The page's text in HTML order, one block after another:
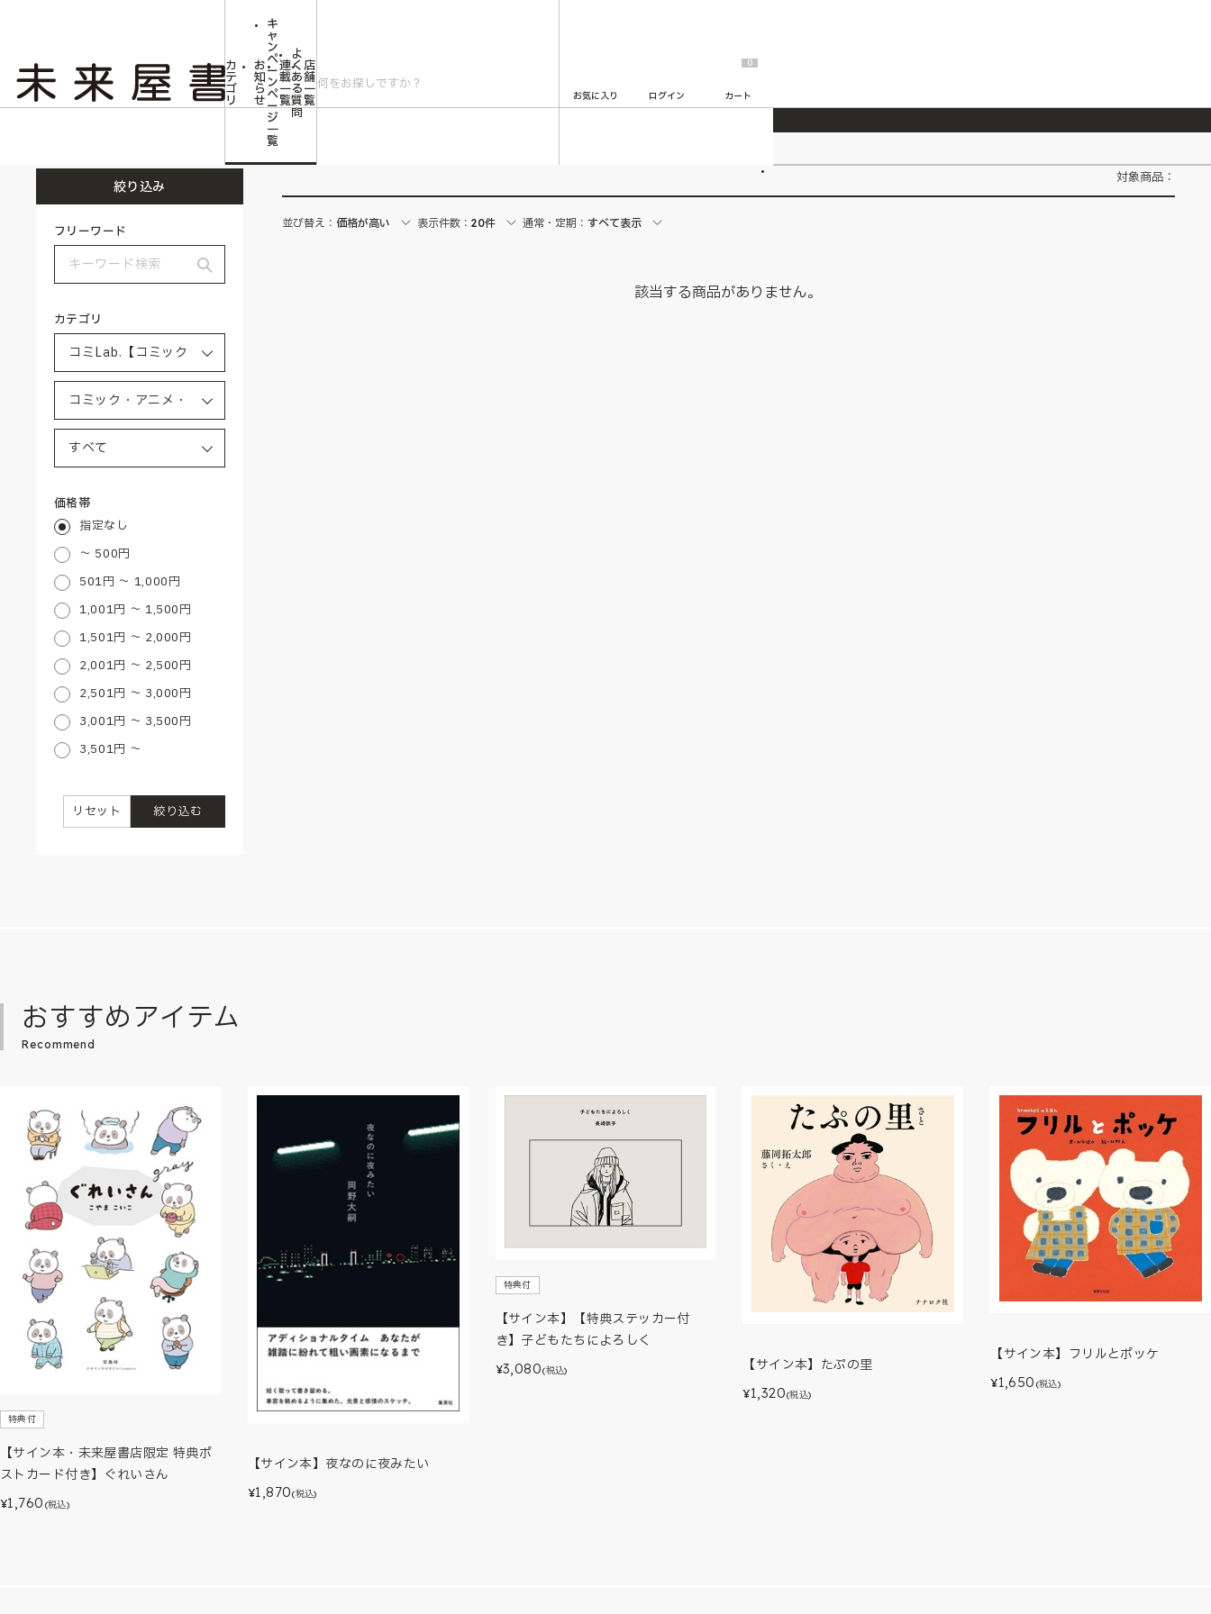
2026/7/23 『ONE PIECE magazine 021 ONE PIECEカード付き同梱版』発売延期のご案内
カ
テ
ゴ
リ
お
知
ら
せ
キ
ャ
ン
ペ
ー
ン
ペ
ー
ジ
一
覧
連
載
一
覧
よ
く
あ
る
質
問
店
舗
一
覧
お気に入り ログイン
0
カート
コミック・アニメ・ゲーム雑貨
絞り込み
フリーワード
カテゴリ
価格帯
指定なし
～ 500円
501円 ～ 1,000円
1,001円 ～ 1,500円
1,501円 ～ 2,000円
2,001円 ～ 2,500円
2,501円 ～ 3,000円
3,001円 ～ 3,500円
3,501円 ～
絞り込む
リセット
対象商品：
並び替え： 価格が高い 表示件数： 20件 通常・定期： すべて表示
該当する商品がありません。
おすすめアイテム
Recommend
特典付
【サイン本・未来屋書店限定 特典ポ
ストカード付き】ぐれいさん
¥1,760 (税込)
【サイン本】夜なのに夜みたい
¥1,870(税込)
特典付
【サイン本】【特典ステッカー付
き】子どもたちによろしく
¥3,080(税込) 【サイン本】たぷの里
¥1,320(税込)
【サイン本】フリルとポッケ
¥1,650 (税込)